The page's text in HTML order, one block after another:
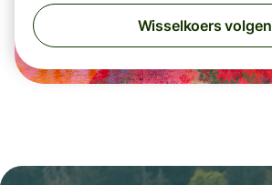
Wisselkoers volgen